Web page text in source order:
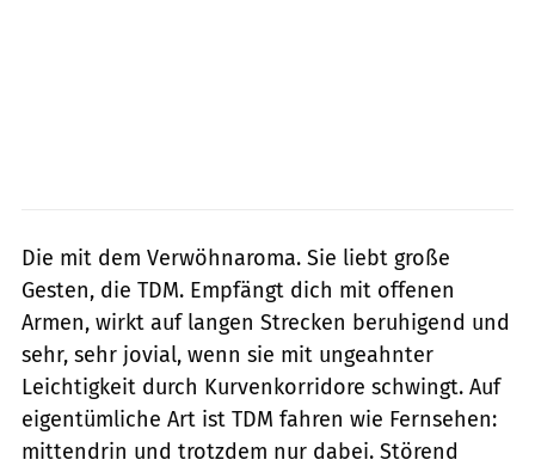
Die mit dem Verwöhnaroma. Sie liebt große
Gesten, die TDM. Empfängt dich mit offenen
Armen, wirkt auf langen Strecken beruhigend und
sehr, sehr jovial, wenn sie mit ungeahnter
Leichtigkeit durch Kurvenkorridore schwingt. Auf
eigentümliche Art ist TDM fahren wie Fernsehen:
mittendrin und trotzdem nur dabei. Störend